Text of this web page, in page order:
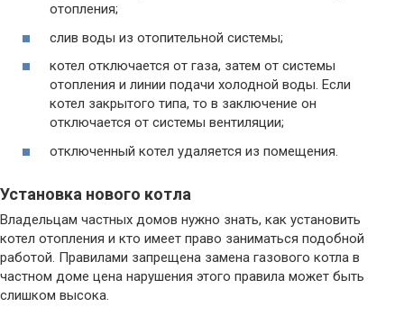
отопления;
слив воды из отопительной системы;
котел отключается от газа, затем от системы
отопления и линии подачи холодной воды. Если
котел закрытого типа, то в заключение он
отключается от системы вентиляции;
отключенный котел удаляется из помещения.
Установка нового котла
Владельцам частных домов нужно знать, как установить
котел отопления и кто имеет право заниматься подобной
работой. Правилами запрещена замена газового котла в
частном доме цена нарушения этого правила может быть
слишком высока.